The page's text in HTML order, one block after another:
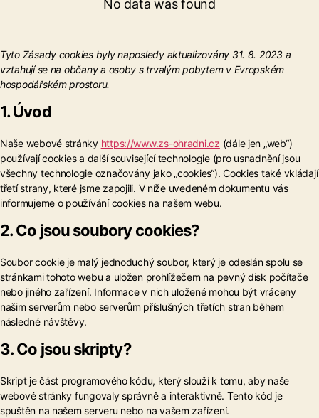
No data was found
Tyto Zásady cookies byly naposledy aktualizovány 31. 8. 2023 a
vztahují se na občany a osoby s trvalým pobytem v Evropském
hospodářském prostoru.
1. Úvod
Naše webové stránky https://www.zs-ohradni.cz (dále jen „web“)
používají cookies a další související technologie (pro usnadnění jsou
všechny technologie označovány jako „cookies“). Cookies také vkládají
třetí strany, které jsme zapojili. V níže uvedeném dokumentu vás
informujeme o používání cookies na našem webu.
2. Co jsou soubory cookies?
Soubor cookie je malý jednoduchý soubor, který je odeslán spolu se
stránkami tohoto webu a uložen prohlížečem na pevný disk počítače
nebo jiného zařízení. Informace v nich uložené mohou být vráceny
našim serverům nebo serverům příslušných třetích stran během
následné návštěvy.
3. Co jsou skripty?
Skript je část programového kódu, který slouží k tomu, aby naše
webové stránky fungovaly správně a interaktivně. Tento kód je
spuštěn na našem serveru nebo na vašem zařízení.